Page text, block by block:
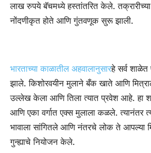
लाख रुपये बॅचमध्ये हस्तांतरित केले.
नोंदणीकृत होते आणि गुंतवणूक सुरू झाली.
भारताच्या काळातील अहवालानुसारहे सर्व
झाले. किशोरवयीन मुलाने बँक खाते आणि
उल्लेख केला आणि तिला त्यात प्रवेश आहे. हा
आणि एका वर्गात एक्स मुलाला कळले. त्यानंतर
भावाला सांगितले आणि नंतरचे लोक ते आपल्या
गुन्ह्याचे नियोजन केले.